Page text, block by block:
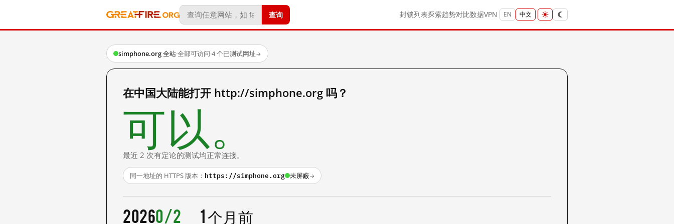
查询 封锁列表探索趋势对比数据VPN EN 中文
simphone.org 全站·全部可访问·4 个已测试网址→
在中国大陆能打开 http://simphone.org 吗？
可以。
最近 2 次有定论的测试均正常连接。
同一地址的 HTTPS 版本： https://simphone.org 未屏蔽→
20260/2 1 个月前